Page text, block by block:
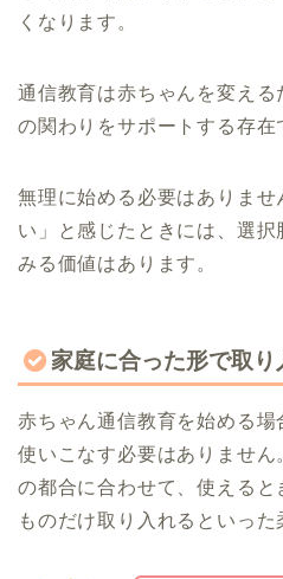
くなります。
通信教育は赤ちゃんを変え
の関わりをサポートする存在
無理に始める必要はありませ
い」と感じたときには、選
みる価値はあります。
家庭に合った形で取り
赤ちゃん通信教育を始める場
使いこなす必要はありませ
の都合に合わせて、使える
ものだけ取り入れるといった